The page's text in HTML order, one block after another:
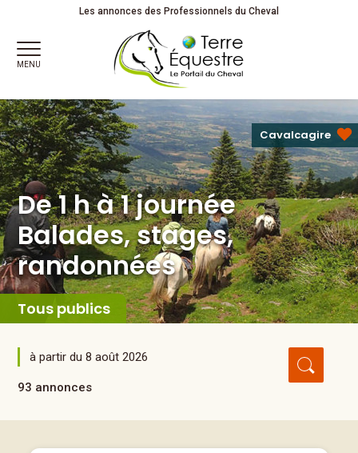
De 1 h à 1 journéeBalades, stages, randonnéesDe 1 heure à
Les annonces des Professionnels du Cheval
MENU
De 1 h à 1 journée
Balades, stages,
randonnées
Tous publics
Cavalcagire
à partir du 8 août 2026
93 annonces